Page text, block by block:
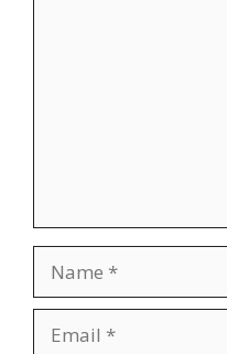
Name
Email